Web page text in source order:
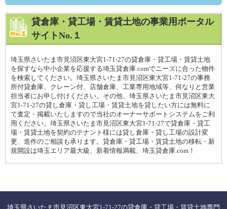
貸倉庫・貸工場・賃貸土地の事業用ポータル
サイトNo.１
埼玉県さいたま市見沼区東大宮1-71-27の貸倉庫・貸工場・賃貸土地
を探すなら中小企業を応援する埼玉貸倉庫.comでニーズに合った物件
を検索してください。埼玉県さいたま市見沼区東大宮1-71-27の事務
所付貸倉庫、クレーン付、店舗倉庫、工業専用地域等、何なりと営業
担当者にお申し付けください。その他、埼玉県さいたま市見沼区東大
宮1-71-27の貸し倉庫・貸し工場・賃貸土地を貸したい方には無料に
て査定・掲載いたしますので当社のオーナーサポートシステムをご利
用ください。埼玉県さいたま市見沼区東大宮1-71-27で貸倉庫・貸工
場・賃貸土地を契約のテナント様には貸し倉庫・貸し工場の設計変
更、造作のご相談も承ります。貸倉庫・貸工場・賃貸土地の移転・新
規開設は埼玉エリア最大級、新着情報満載、埼玉貸倉庫.com！
埼玉県さいたま市見沼区東大宮1-71-27の貸倉庫・貸工場・賃貸土地専門